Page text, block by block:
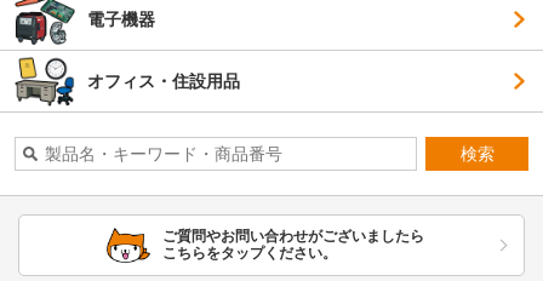
電子機器
オフィス・住設用品
検索
ご質問やお問い合わせがございましたら
こちらをタップください。